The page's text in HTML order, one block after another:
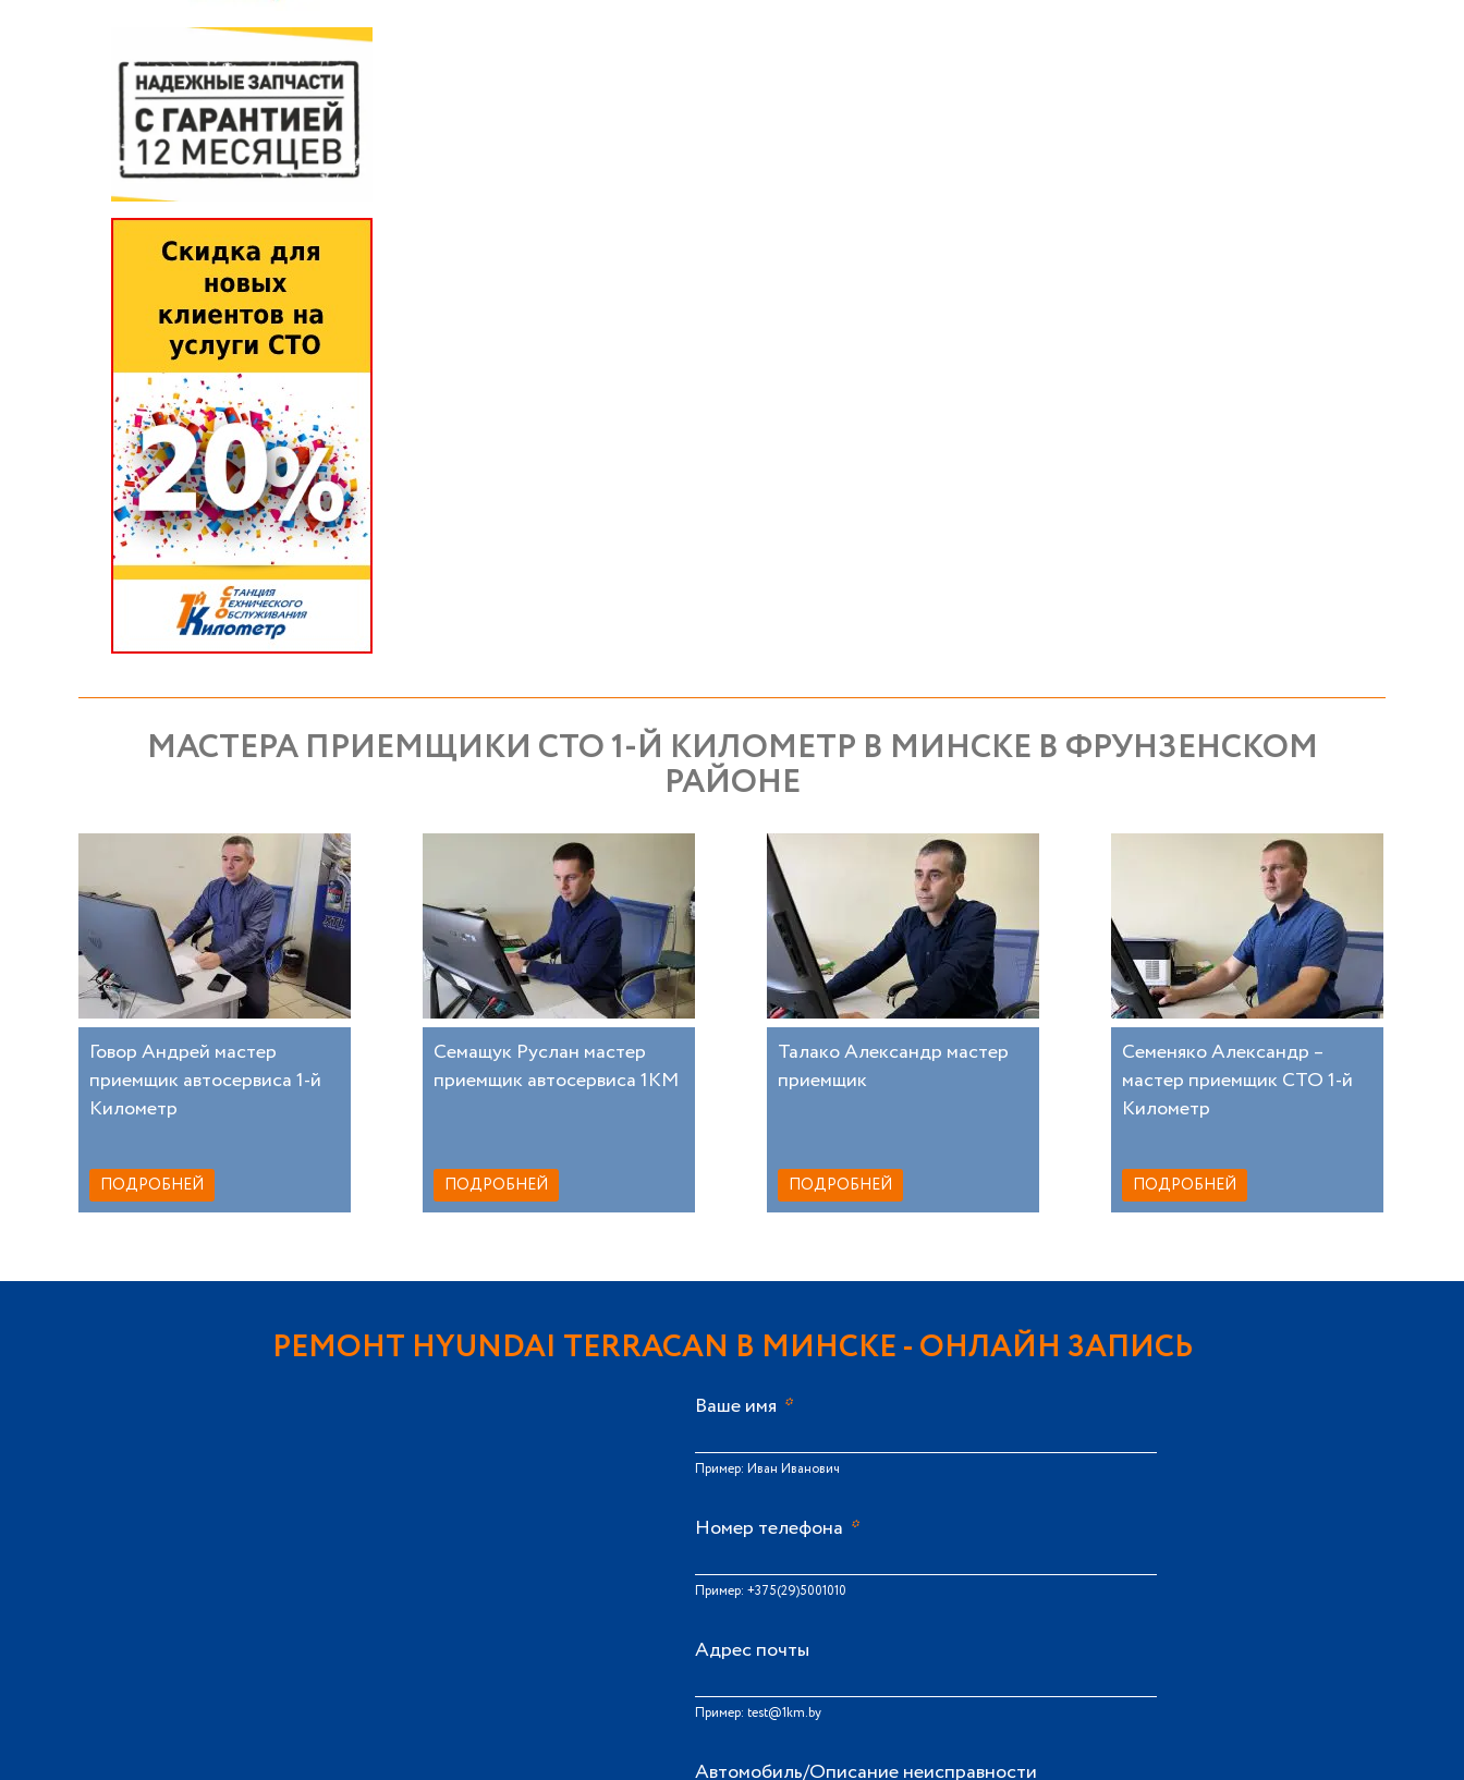
МАСТЕРА ПРИЕМЩИКИ СТО 1-Й КИЛОМЕТР В МИНСКЕ В ФРУНЗЕНСКОМ
РАЙОНЕ
Говор Андрей мастер
приемщик автосервиса 1-й
Километр
ПОДРОБНЕЙ
Семащук Руслан мастер
приемщик автосервиса 1КМ
ПОДРОБНЕЙ
Талако Александр мастер
приемщик
ПОДРОБНЕЙ
Семеняко Александр –
мастер приемщик СТО 1-й
Километр
ПОДРОБНЕЙ
РЕМОНТ HYUNDAI TERRACAN В МИНСКЕ- ОНЛАЙН ЗАПИСЬ
Ваше имя *
Пример: Иван Иванович
Номер телефона *
Пример: +375(29)5001010
Адрес почты
Пример: test@1km.by
Автомобиль/Описание неисправности